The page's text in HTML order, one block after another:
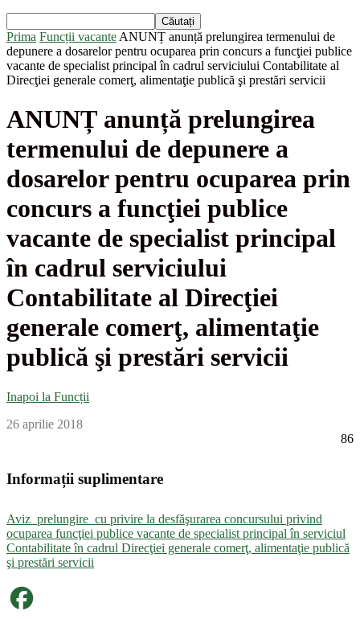
Prima Funcții vacante ANUNȚ anunță prelungirea termenului de
depunere a dosarelor pentru ocuparea prin concurs a funcţiei publice
vacante de specialist principal în cadrul serviciului Contabilitate al
Direcţiei generale comerţ, alimentaţie publică şi prestări servicii
ANUNȚ anunță prelungirea
termenului de depunere a
dosarelor pentru ocuparea prin
concurs a funcţiei publice
vacante de specialist principal
în cadrul serviciului
Contabilitate al Direcţiei
generale comerţ, alimentaţie
publică şi prestări servicii
Inapoi la Funcții
26 aprilie 2018
86
Informații suplimentare
Aviz_prelungire_cu privire la desfăşurarea concursului privind
ocuparea funcţiei publice vacante de specialist principal în serviciul
Contabilitate în cadrul Direcţiei generale comerţ, alimentaţie publică
şi prestări servicii